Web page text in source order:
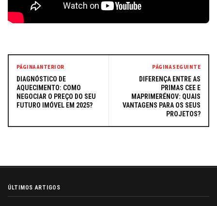
PÁGINA ANTERIOR
DIAGNÓSTICO DE
AQUECIMENTO: COMO
NEGOCIAR O PREÇO DO SEU
FUTURO IMÓVEL EM 2025?
PÁGINA SEGUINTE
DIFERENÇA ENTRE AS
PRIMAS CEE E
MAPRIMERÉNOV: QUAIS
VANTAGENS PARA OS SEUS
PROJETOS?
ÚLTIMOS ARTIGOS